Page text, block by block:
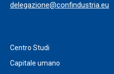
delegazione@confindustria.eu
Centro Studi
Capitale umano